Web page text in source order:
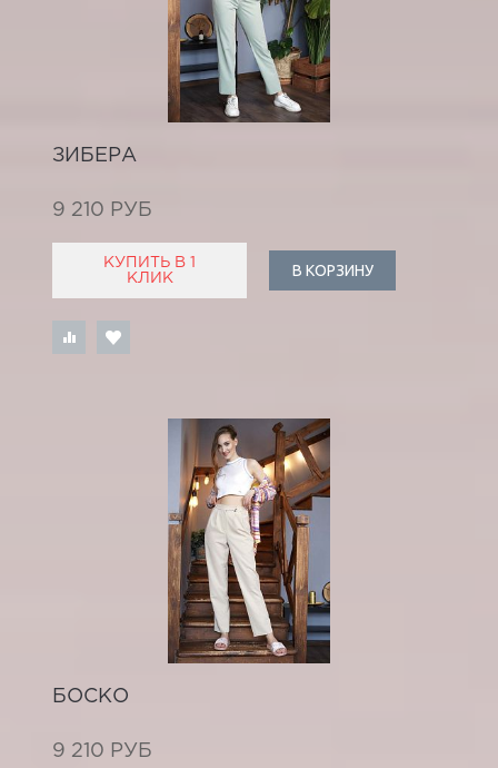
ЗИБЕРА
9 210 РУБ
КУПИТЬ В 1
КЛИК
В КОРЗИНУ
БОСКО
9 210 РУБ